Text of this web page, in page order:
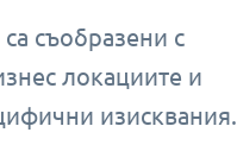
съобразени с
локациите и
изисквания.